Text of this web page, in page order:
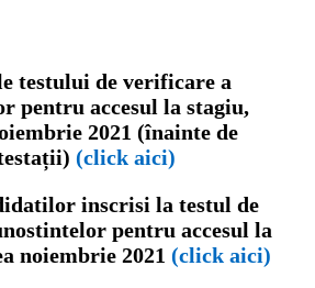
testului de verificare a
pentru accesul la stagiu,
2021 (înainte de
(click aici)
inscrisi la testul de
pentru accesul la
noiembrie 2021 (click aici)